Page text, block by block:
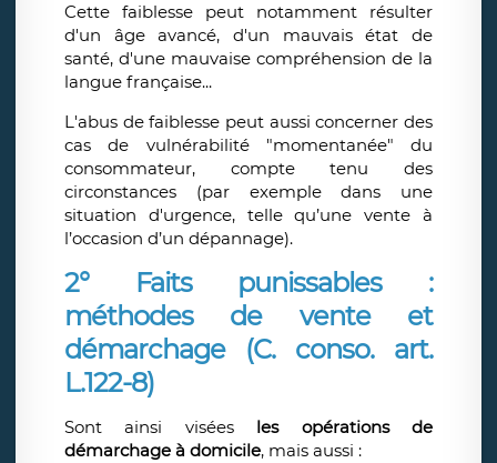
Cette faiblesse peut notamment résulter
d'un âge avancé, d'un mauvais état de
santé, d'une mauvaise compréhension de la
langue française...
L'abus de faiblesse peut aussi concerner des
cas de vulnérabilité "momentanée" du
consommateur, compte tenu des
circonstances (par exemple dans une
situation d'urgence, telle qu’une vente à
l’occasion d’un dépannage).
2° Faits punissables :
méthodes de vente et
démarchage (C. conso. art.
L.122-8)
Sont ainsi visées les opérations de
démarchage à domicile, mais aussi :